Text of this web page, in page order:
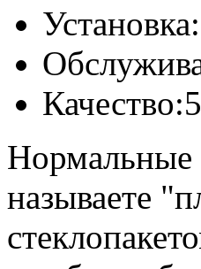
Установка:
Качество:5
Нормальные
называете